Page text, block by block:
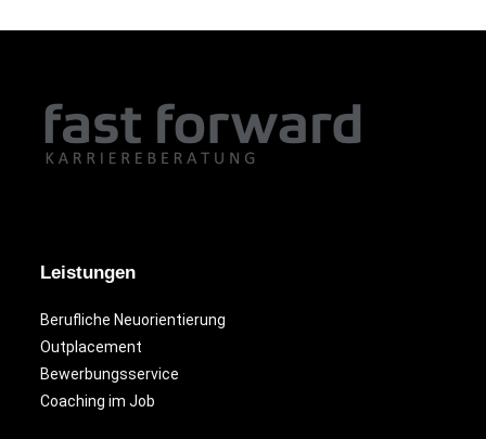
w
Leistungen
Berufliche Neuorientierung
Outplacement
Bewerbungsservice
Coaching im Job